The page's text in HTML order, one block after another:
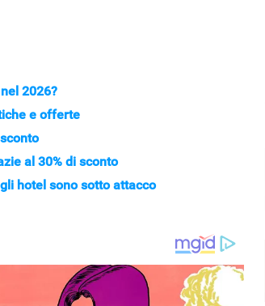
2026?
e offerte
al 30% di sconto
hotel sono sotto attacco